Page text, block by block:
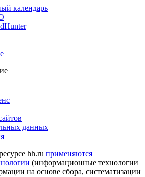
календарь
данных
hh.ru применяются
(информационные технологии
на основе сбора, систематизации